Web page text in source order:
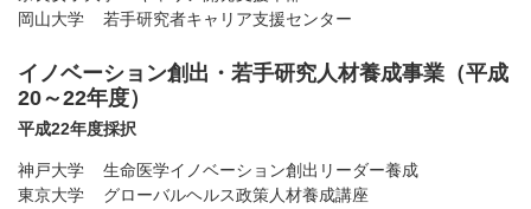
岡山大学 若手研究者キャリア支援センター
イノベーション創出・若手研究人材養成事業（平成
20～22年度）
平成22年度採択
神戸大学 生命医学イノベーション創出リーダー養成
東京大学 グローバルヘルス政策人材養成講座